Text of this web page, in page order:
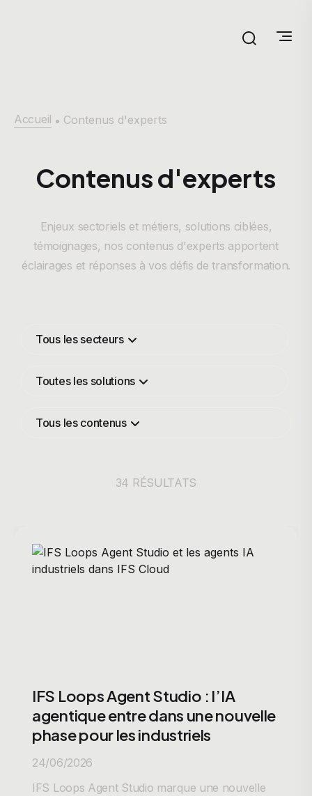
Accueil • Contenus d'experts
Contenus d'experts
Enjeux sectoriels et métiers, solutions ciblées,
témoignages, nos contenus d'experts apportent
éclairages et réponses à vos défis de transformation.
Tous les secteurs
Toutes les solutions
Tous les contenus
34 RÉSULTATS
IFS Loops Agent Studio : l’IA
agentique entre dans une nouvelle
phase pour les industriels
24/06/2026
IFS Loops Agent Studio marque une nouvelle